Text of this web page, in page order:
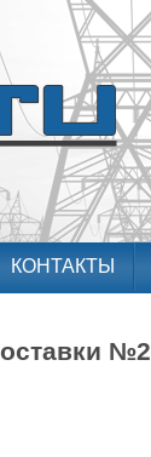
КОНТАКТЫ